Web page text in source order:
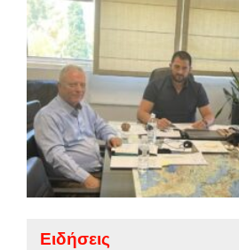
Ειδήσεις